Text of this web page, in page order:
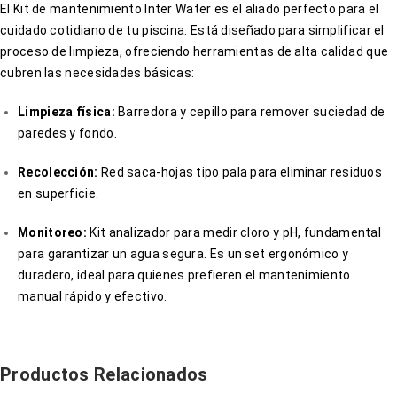
El Kit de mantenimiento Inter Water es el aliado perfecto para el
cuidado cotidiano de tu piscina. Está diseñado para simplificar el
proceso de limpieza, ofreciendo herramientas de alta calidad que
cubren las necesidades básicas:
Limpieza física: Barredora y cepillo para remover suciedad de
paredes y fondo.
Recolección: Red saca-hojas tipo pala para eliminar residuos
en superficie.
Monitoreo: Kit analizador para medir cloro y pH, fundamental
para garantizar un agua segura. Es un set ergonómico y
duradero, ideal para quienes prefieren el mantenimiento
manual rápido y efectivo.
Productos Relacionados